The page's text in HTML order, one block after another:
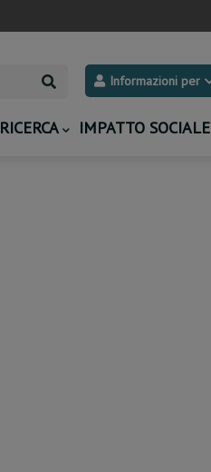
Informazioni per
RICERCA IMPATTO SOCIALE